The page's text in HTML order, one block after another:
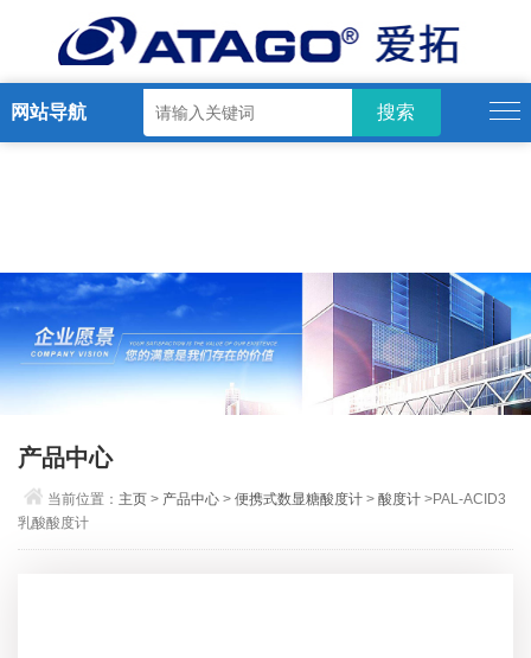
网站导航
产品中心
当前位置： 主页 > 产品中心 >便携式数显糖酸度计 >酸度计 >PAL-ACID3
乳酸酸度计